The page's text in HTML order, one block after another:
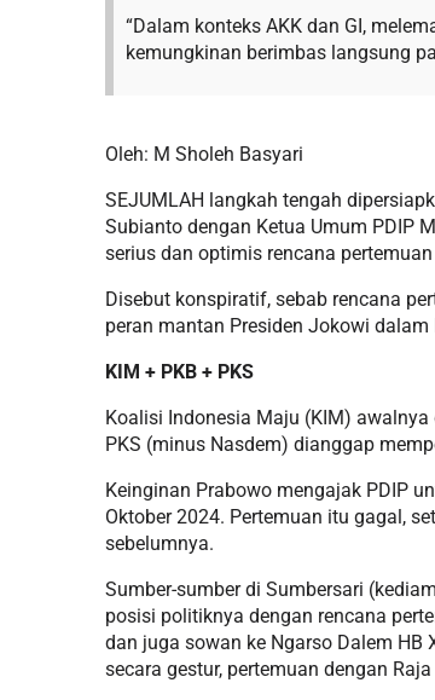
“Dalam konteks AKK dan GI,
kemungkinan berimbas langsung
Oleh: M Sholeh Basyari
SEJUMLAH langkah tengah
Subianto dengan Ketua Umum PDIP
serius dan optimis rencana
Disebut konspiratif, sebab rencana
peran mantan Presiden Jokowi
KIM + PKB + PKS
Koalisi Indonesia Maju (KIM)
PKS (minus Nasdem) dianggap
Keinginan Prabowo mengajak PDIP
Oktober 2024. Pertemuan itu gagal,
sebelumnya.
Sumber-sumber di Sumbersari
posisi politiknya dengan rencana
dan juga sowan ke Ngarso Dalem
secara gestur, pertemuan dengan